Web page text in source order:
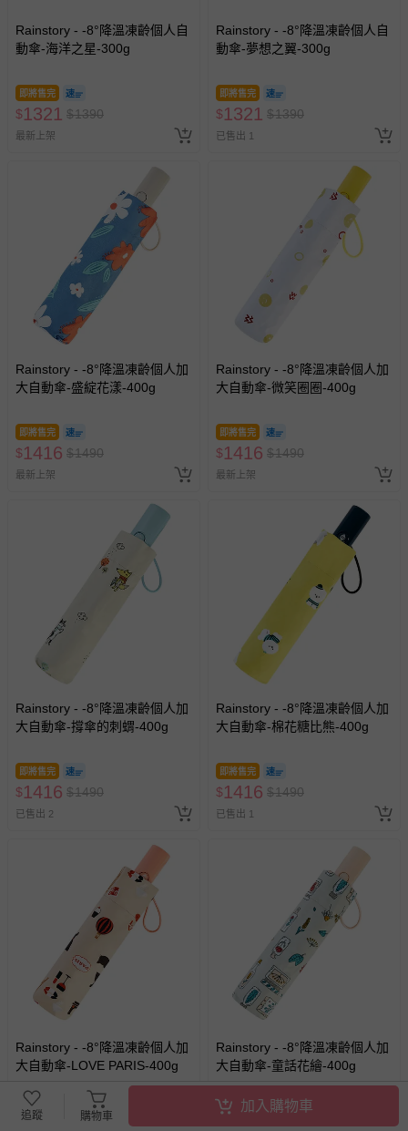
Rainstory - -8°降溫凍齡個人自
動傘-海洋之星-300g
即將售完
$1321 $1390
最新上架
Rainstory - -8°降溫凍齡個人自
動傘-夢想之翼-300g
即將售完
$1321 $1390
已售出 1
Rainstory - -8°降溫凍齡個人加
大自動傘-盛綻花漾-400g
即將售完
$1416 $1490
最新上架
Rainstory - -8°降溫凍齡個人加
大自動傘-微笑圈圈-400g
即將售完
$1416 $1490
最新上架
Rainstory - -8°降溫凍齡個人加
大自動傘-撐傘的刺蝟-400g
即將售完
$1416 $1490
已售出 2
Rainstory - -8°降溫凍齡個人加
大自動傘-棉花糖比熊-400g
即將售完
$1416 $1490
已售出 1
Rainstory - -8°降溫凍齡個人加
大自動傘-LOVE PARIS-400g
即將售完
Rainstory - -8°降溫凍齡個人加
大自動傘-童話花繪-400g
即將售完
追蹤 購物車
加入購物車